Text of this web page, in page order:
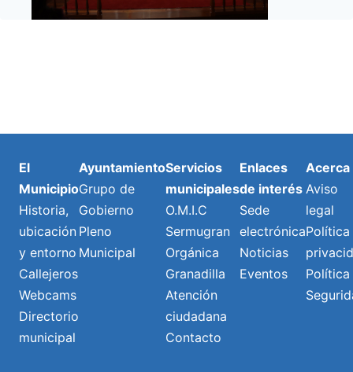
El
Municipio
Historia,
ubicación
y entorno
Callejeros
Webcams
Directorio
municipal
Ayuntamiento
Grupo de
Gobierno
Pleno
Municipal
Servicios
municipales
O.M.I.C
Sermugran
Orgánica
Granadilla
Atención
ciudadana
Contacto
Enlaces
de interés
Sede
electrónica
Noticias
Eventos
Acerca
Aviso
legal
Política
Política